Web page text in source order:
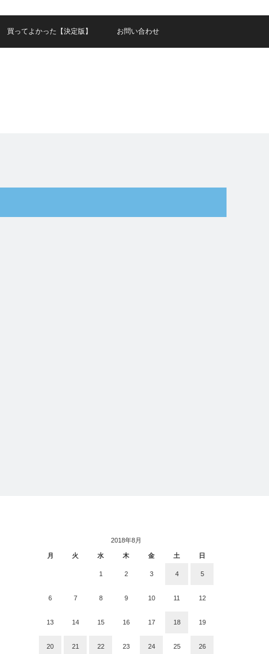
買ってよかった【決定版】 お問い合わせ
2018年8月
月 火 水 木 金 土 日
1 2 3 4 5
6 7 8 9 10 11 12
13 14 15 16 17 18 19
20 21 22 23 24 25 26